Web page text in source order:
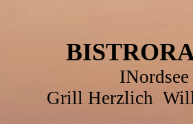
INordsee
Grill Herzlich